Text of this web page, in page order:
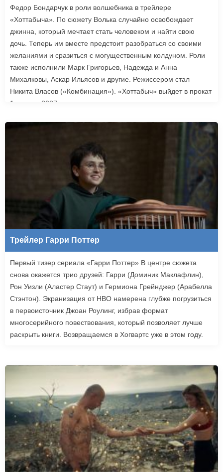
Федор Бондарчук в роли волшебника в трейлере
«Хоттабыча». По сюжету Волька случайно освобождает
джинна, который мечтает стать человеком и найти свою
дочь. Теперь им вместе предстоит разобраться со своими
желаниями и сразиться с могущественным колдуном. Роли
также исполнили Марк Григорьев, Надежда и Анна
Михалковы, Аскар Ильясов и другие. Режиссером стал
Никита Власов («Комбинация»). «Хоттабыч» выйдет в прокат
1 января 2027 года.
Трейлер Гарри Поттер
Первый тизер сериала «Гарри Поттер» В центре сюжета
снова окажется трио друзей: Гарри (Доминик Маклафлин),
Рон Уизли (Аластер Стаут) и Гермиона Грейнджер (Арабелла
Стэнтон). Экранизация от HBO намерена глубже погрузиться
в первоисточник Джоан Роулинг, избрав формат
многосерийного повествования, который позволяет лучше
раскрыть книги. Возвращаемся в Хогвартс уже в этом году.